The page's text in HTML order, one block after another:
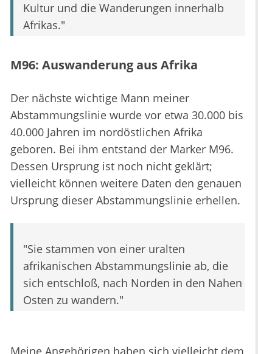
Kultur und die Wanderungen innerhalb
Afrikas."
M96: Auswanderung aus Afrika
Der nächste wichtige Mann meiner
Abstammungslinie wurde vor etwa 30.000 bis
40.000 Jahren im nordöstlichen Afrika
geboren. Bei ihm entstand der Marker M96.
Dessen Ursprung ist noch nicht geklärt;
vielleicht können weitere Daten den genauen
Ursprung dieser Abstammungslinie erhellen.
"Sie stammen von einer uralten
afrikanischen Abstammungslinie ab, die
sich entschloß, nach Norden in den Nahen
Osten zu wandern."